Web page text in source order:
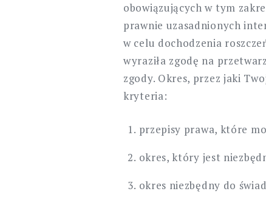
obowiązujących w tym
prawnie uzasadnionych
w celu dochodzenia
wyraziła zgodę na
zgody. Okres, przez jaki
kryteria:
przepisy prawa, które
okres, który jest
okres niezbędny do